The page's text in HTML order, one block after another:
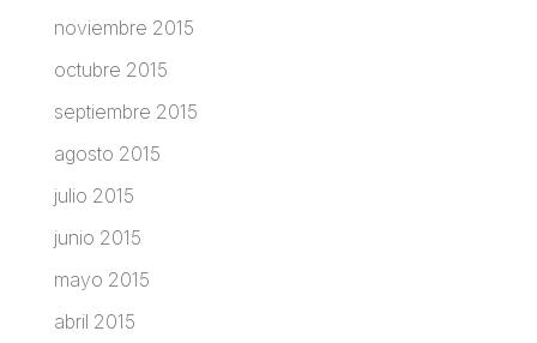
noviembre 2015
octubre 2015
septiembre 2015
agosto 2015
julio 2015
junio 2015
mayo 2015
abril 2015